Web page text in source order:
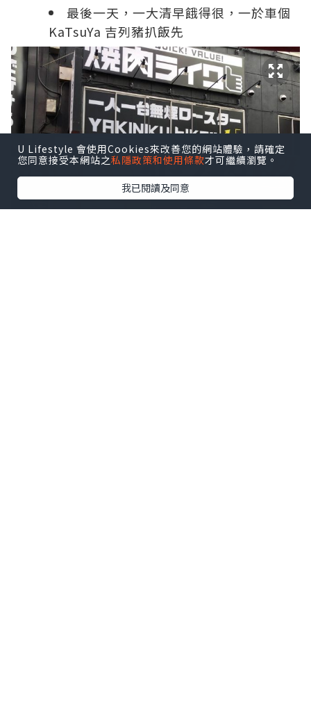
最後一天，一大清早餓得很，一於車個
KaTsuYa 吉列豬扒飯先
U Lifestyle 會使用Cookies來改善您的網站體驗，請確定
您同意接受本網站之私隱政策和使用條款才可繼續瀏覽。
我已閱讀及同意